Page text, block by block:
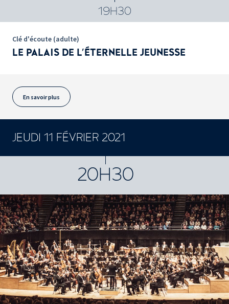
19H30
Clé d'écoute (adulte)
LE PALAIS DE L'ÉTERNELLE JEUNESSE
En savoir plus
JEUDI 11 FÉVRIER 2021
20H30